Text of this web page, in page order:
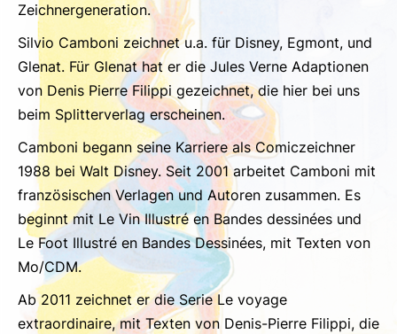
Zeichnergeneration.
Silvio Camboni zeichnet u.a. für Disney, Egmont, und
Glenat. Für Glenat hat er die Jules Verne Adaptionen
von Denis Pierre Filippi gezeichnet, die hier bei uns
beim Splitterverlag erscheinen.
Camboni begann seine Karriere als Comiczeichner
1988 bei Walt Disney. Seit 2001 arbeitet Camboni mit
französischen Verlagen und Autoren zusammen. Es
beginnt mit Le Vin Illustré en Bandes dessinées und
Le Foot Illustré en Bandes Dessinées, mit Texten von
Mo/CDM.
Ab 2011 zeichnet er die Serie Le voyage
extraordinaire, mit Texten von Denis-Pierre Filippi, die